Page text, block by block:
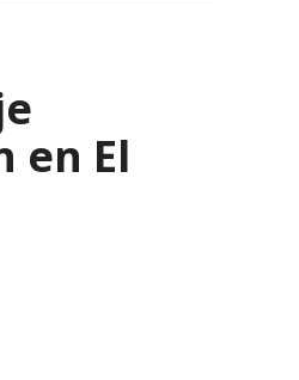
en El